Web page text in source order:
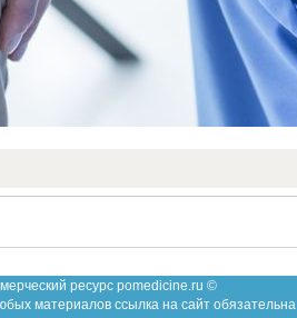
ресурс pomedicine.ru ©
материалов ссылка на сайт обязательна